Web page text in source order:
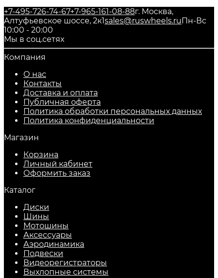
+7-495-726-74-67+7-965-161-08-88г. Москва,
Алтуфьевское шоссе, 2к1sales@ruswheels.ru Пн-Вс
10:00 - 20:00
Мы в соц.сетях
Компания
О нас
Контакты
Доставка и оплата
Публичная оферта
Политика обработки персональных данных
​Политика конфиденциальности
Магазин
Корзина
Личный кабинет
Оформить заказ
Каталог
Диски
Шины
Мотошины
Аксессуары
Аэродинамика
Подвески
Видеорегистраторы
Выхлопные системы